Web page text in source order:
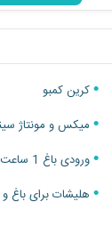
کرین کمبو
میکس و مونتاژ
ورودی باغ 1 ساعت
هلیشات برای باغ